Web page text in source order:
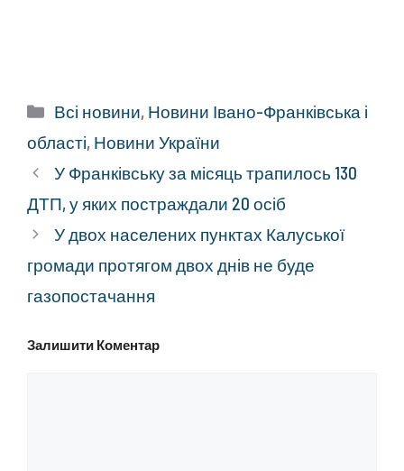
Категорії
Всі новини, Новини Івано-Франківська і
області, Новини України
У Франківську за місяць трапилось 130
ДТП, у яких постраждали 20 осіб
У двох населених пунктах Калуської
громади протягом двох днів не буде
газопостачання
Залишити Коментар